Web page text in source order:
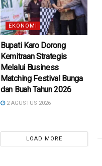
EKONOMI
Bupati Karo Dorong
Kemitraan Strategis
Melalui Business
Matching Festival Bunga
dan Buah Tahun 2026
2 AGUSTUS 2026
LOAD MORE